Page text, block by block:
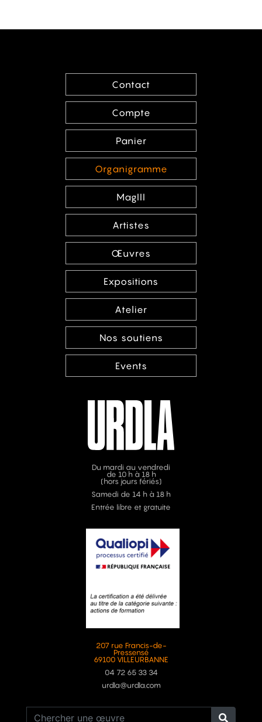
Contact
Compte
Panier
Organigramme
MagIII
Artistes
Œuvres
Expositions
Atelier
Nos soutiens
Events
Du mardi au vendredi
de 10 h à 18 h
(hors jours fériés)
Samedi de 14 h à 18 h
Entrée libre et gratuite
207 rue Francis-de-
Pressensé
69100 VILLEURBANNE
04 72 65 33 34
urdla@urdla.com